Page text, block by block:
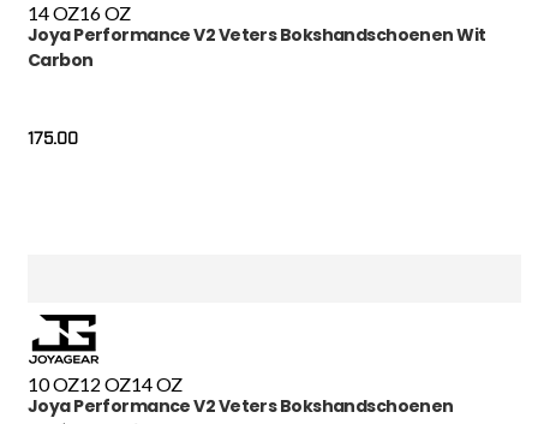
14 OZ16 OZ
Joya Performance V2 Veters Bokshandschoenen Wit
Carbon
175.00
10 OZ12 OZ14 OZ
Joya Performance V2 Veters Bokshandschoenen